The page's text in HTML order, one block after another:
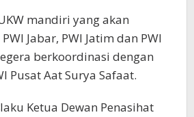
mandiri yang akan
Jabar, PWI Jatim dan PWI
berkoordinasi dengan
Pusat Aat Surya Safaat.
Ketua Dewan Penasihat